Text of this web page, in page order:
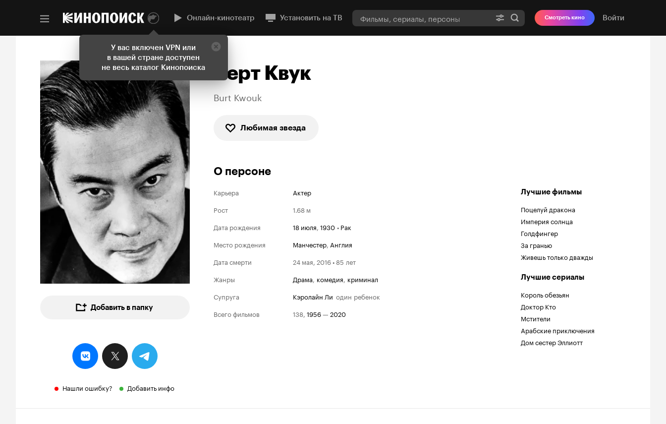
У вас включен VPN или
в вашей стране доступен
не весь каталог Кинопоиска
Онлайн-кинотеатр Установить на ТВ Смотреть кино Войти
Добавить в папку
Нашли ошибку? Добавить инфо
Берт Квук
Burt Kwouk
Любимая звезда
О персоне
Карьера
Актер
Рост
1.68 м
Дата рождения
18 июля, 1930 • Рак
Место рождения
Манчестер, Англия
Дата смерти
24 мая, 2016 • 85 лет
Жанры
драма, комедия, криминал
Супруга
Кэролайн Ли один ребенок
Всего фильмов
138, 1956— 2020
Лучшие фильмы
Поцелуй дракона
Империя солнца
Голдфингер
За гранью
Живешь только дважды
Лучшие сериалы
Король обезьян
Доктор Кто
Мстители
Арабские приключения
Дом сестер Эллиотт